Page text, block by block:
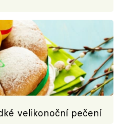
velikonoční pečení